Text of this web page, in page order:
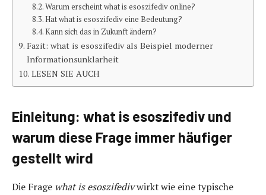
Warum erscheint what is esoszifediv online?
Hat what is esoszifediv eine Bedeutung?
Kann sich das in Zukunft ändern?
Fazit: what is esoszifediv als Beispiel moderner
Informationsunklarheit
LESEN SIE AUCH
Einleitung: what is esoszifediv und
warum diese Frage immer häufiger
gestellt wird
Die Frage what is esoszifedivwirkt wie eine typische